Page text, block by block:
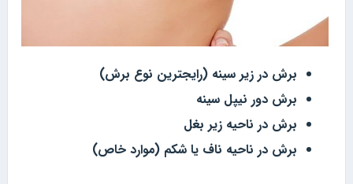
برش در زیر سینه (رایجترین نوع برش)
برش دور نیپل سینه
برش در ناحیه زیر بغل
برش در ناحیه ناف یا شکم (موارد خاص)